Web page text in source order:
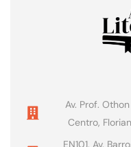
Av. Prof.
Centro,
EN101, Av.